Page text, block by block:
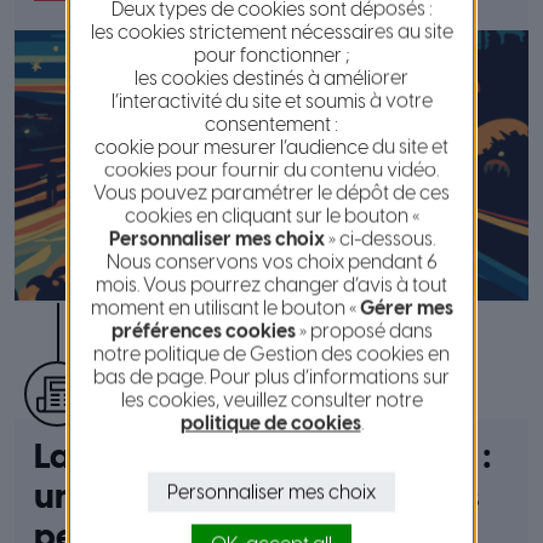
publié le 30 mai 2024
La “Rue aux enfants” à Nice :
une journée de fête pour les
Deux types de cookies sont déposés :
les cookies strictement nécessaires au site
pour fonctionner ;
les cookies destinés à améliorer
l’interactivité du site et soumis à votre
consentement :
cookie pour mesurer l’audience du site et
cookies pour fournir du contenu vidéo.
Vous pouvez paramétrer le dépôt de ces
cookies en cliquant sur le bouton «
Personnaliser mes choix» ci-dessous.
Nous conservons vos choix pendant 6
mois. Vous pourrez changer d’avis à tout
moment en utilisant le bouton «Gérer mes
préférences cookies» proposé dans
notre politique de Gestion des cookies en
bas de page. Pour plus d’informations sur
les cookies, veuillez consulter notre
politique de cookies.
Personnaliser mes choix